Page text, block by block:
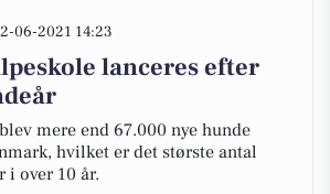
06-2021 14:23
lanceres efter
mere end 67.000 nye hunde
hvilket er det største antal
i over 10 år.